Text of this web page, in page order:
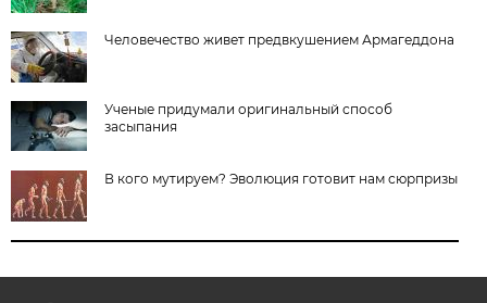
Человечество живет предвкушением Армагеддона
Ученые придумали оригинальный способ
засыпания
В кого мутируем? Эволюция готовит нам сюрпризы